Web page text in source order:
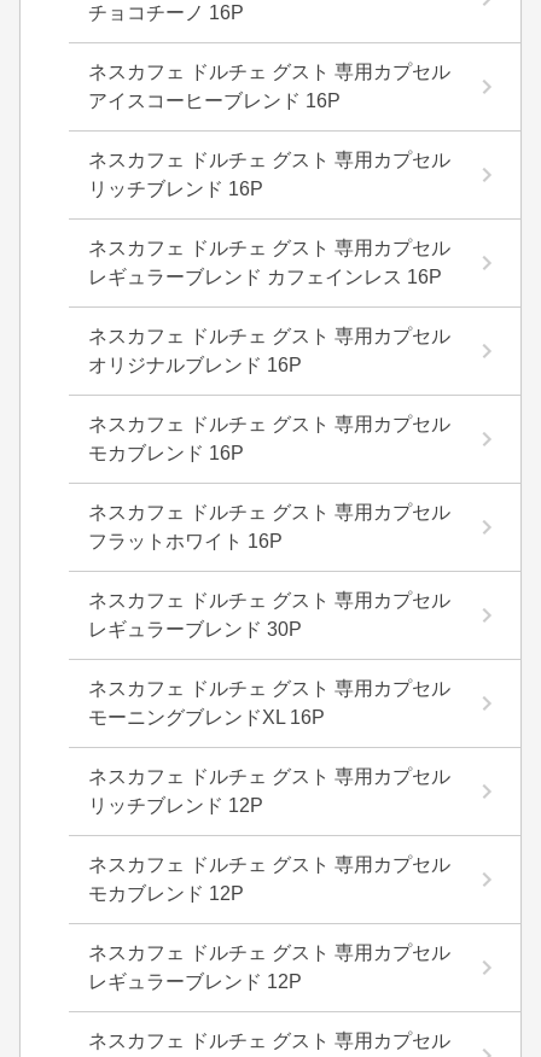
チョコチーノ 16P
ネスカフェ ドルチェ グスト 専用カプセル
アイスコーヒーブレンド 16P
ネスカフェ ドルチェ グスト 専用カプセル
リッチブレンド 16P
ネスカフェ ドルチェ グスト 専用カプセル
レギュラーブレンド カフェインレス 16P
ネスカフェ ドルチェ グスト 専用カプセル
オリジナルブレンド 16P
ネスカフェ ドルチェ グスト 専用カプセル
モカブレンド 16P
ネスカフェ ドルチェ グスト 専用カプセル
フラットホワイト 16P
ネスカフェ ドルチェ グスト 専用カプセル
レギュラーブレンド 30P
ネスカフェ ドルチェ グスト 専用カプセル
モーニングブレンドXL 16P
ネスカフェ ドルチェ グスト 専用カプセル
リッチブレンド 12P
ネスカフェ ドルチェ グスト 専用カプセル
モカブレンド 12P
ネスカフェ ドルチェ グスト 専用カプセル
レギュラーブレンド 12P
ネスカフェ ドルチェ グスト 専用カプセル